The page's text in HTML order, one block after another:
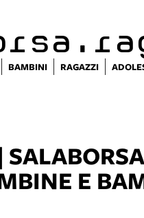
BAMBINI RAGAZZI
E